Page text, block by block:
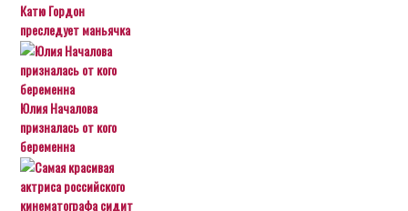
Катю Гордон
преследует маньячка
Юлия Началова
призналась от кого
беременна